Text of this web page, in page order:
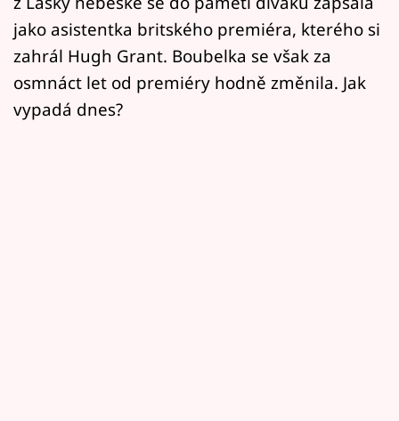
Sledujte nás
jako asistentka britského premiéra, kterého si
zahrál Hugh Grant. Boubelka se však za
osmnáct let od premiéry hodně změnila. Jak
vypadá dnes?